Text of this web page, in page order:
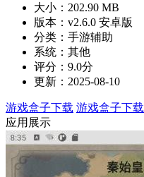
大小：202.90 MB
版本：v2.6.0 安卓版
分类：手游辅助
系统：其他
评分：9.0分
更新：2025-08-10
游戏盒子下载 游戏盒子下载
应用展示